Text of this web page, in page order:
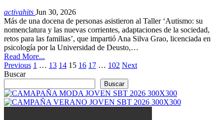
activahits Jun 30, 2026
Más de una docena de personas asistieron al Taller ‘Autismo: su
nomenclatura y las nuevas corrientes, adaptaciones de la sociedad,
retos para las familias’, que impartió Ana Silva Grao, licenciada en
psicología por la Universidad de Deusto,…
Read More...
Previous 1 … 13 14 15 16 17 … 102 Next
Buscar
Buscar